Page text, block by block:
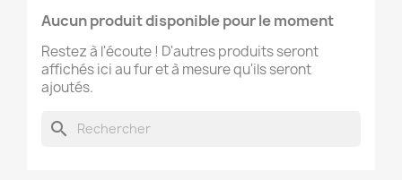
Aucun produit disponible pour le moment
Restez à l'écoute ! D'autres produits seront
affichés ici au fur et à mesure qu'ils seront
ajoutés.
search